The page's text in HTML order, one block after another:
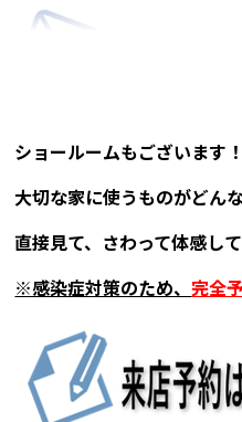
ショールームもございます！
大切な家に使うものがどん
直接見て、さわって体感し
※感染症対策のため、完全